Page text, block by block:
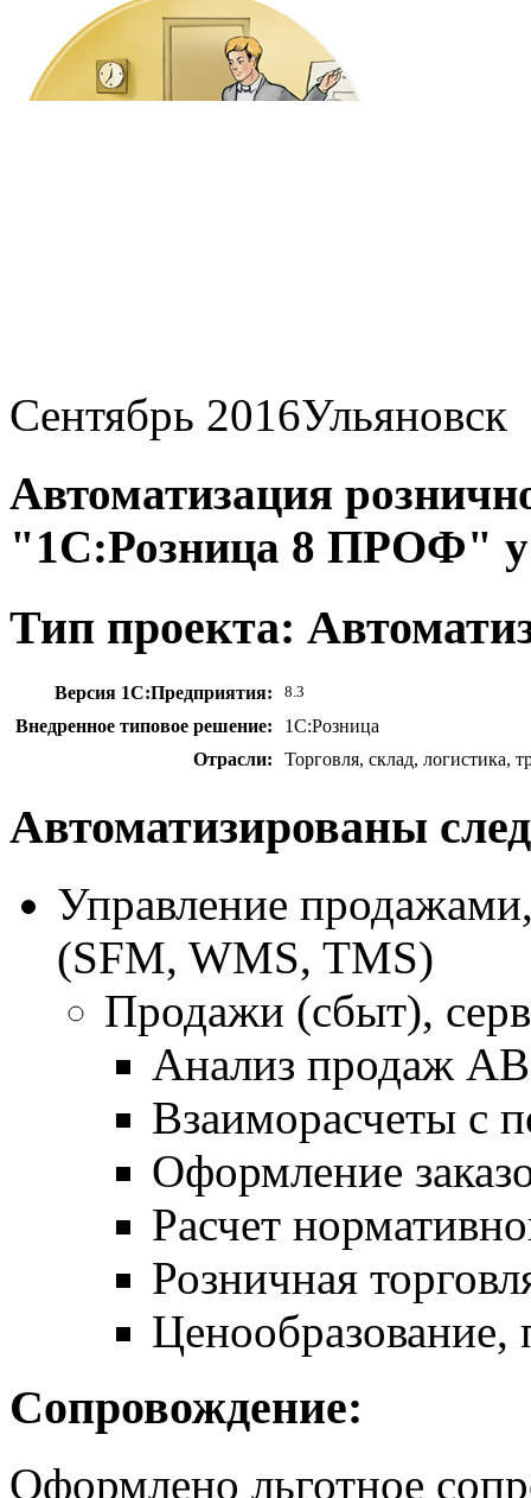
Сентябрь 2016Ульяновск
Автоматизация
"1С:Розница 8 ПРОФ"
Тип проекта:
Версия 1С:Предприятия: 8.3
Внедренное типовое решение:
1С:Розница
Отрасли:
Торговля, склад, логистика,
Автоматизированы
Управление
(SFM, WMS, TMS)
Продажи (сбыт),
Анализ продаж
Взаиморасчеты с
Оформление
Расчет
Розничная
Ценообразование,
Сопровождение:
Оформлено льготное